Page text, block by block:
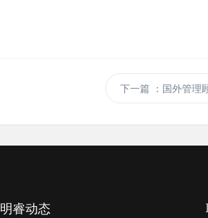
下一篇 ：国外管理
明睿动态